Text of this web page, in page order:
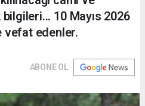
bilgileri... 10 Mayıs 2026
vefat edenler.
ABONE OL